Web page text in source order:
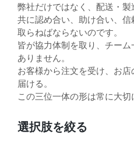
弊社だけではなく、配送・
共に認め合い、助け合い、
取らねばならないのです。
皆が協力体制を取り、チー
ありません。
お客様から注文を受け、お
届ける。
この三位一体の形は常に大切
選択肢を絞る